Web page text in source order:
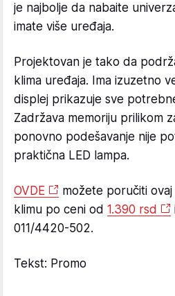
je najbolje da nabaite
imate više uređaja.
Projektovan je tako da
klima uređaja. Ima izuzetno
displej prikazuje sve
Zadržava memoriju prilikom
ponovno podešavanje nije
praktična LED lampa.
OVDE
možete poručiti
klimu po ceni od 1.390 rsd
011/4420-502.
Tekst: Promo